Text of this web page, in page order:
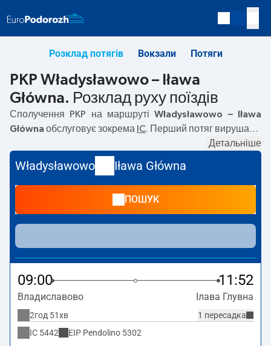
Розклад потягів Вокзали Потяги
PKP Władysławowo – Iława
Główna. Розклад руху поїздів
Сполучення PKP на маршруті Władysławowo – Iława
Główna обслуговує зокрема IC
. Перший потяг вирушає о
з вокзалу PKP Władysławowo за адресою
Dworcowa, 84-120 Wladyslawowo
Władysławowo–Iława Głównaкурсують також інші
— пропонують нижчу ціну квитка і
зазвичай довший час подорожі. Потяг завершує
маршрут на станції Iława Główna за адресою
Dworcowa,14-200 Ilawa
Детальніше
Władysławowo Iława Główna
ПОШУК
09:00 11:52
Владиславово Ілава Глувна
1 пересадка
2год 51хв
IC 5442 EIP Pendolino 5302